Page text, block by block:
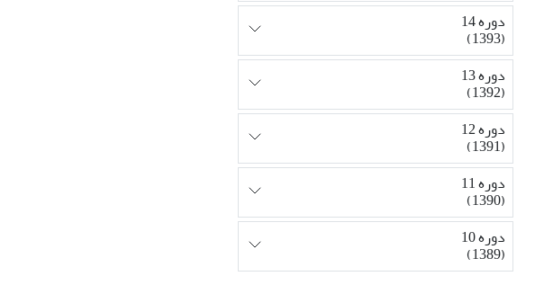
دوره 14
(1393)
دوره 13
(1392)
دوره 12
(1391)
دوره 11
(1390)
دوره 10
(1389)